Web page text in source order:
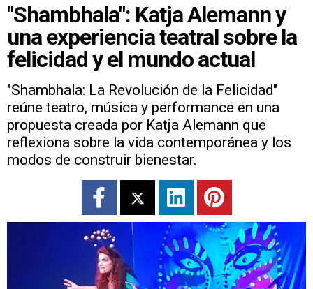
"Shambhala": Katja Alemann y
una experiencia teatral sobre la
felicidad y el mundo actual
"Shambhala: La Revolución de la Felicidad"
reúne teatro, música y performance en una
propuesta creada por Katja Alemann que
reflexiona sobre la vida contemporánea y los
modos de construir bienestar.